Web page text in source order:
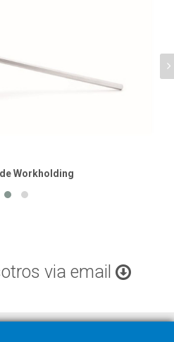
Workholding
via email